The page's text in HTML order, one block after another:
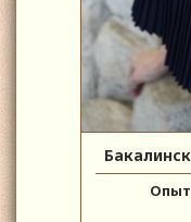
Опыт